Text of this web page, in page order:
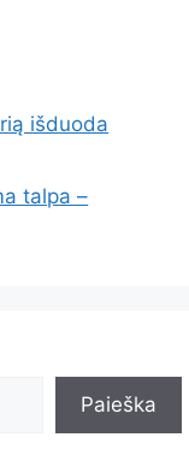
išduoda
talpa –
Paieška